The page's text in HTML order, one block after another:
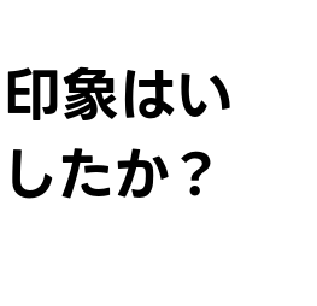
象はい
たか？